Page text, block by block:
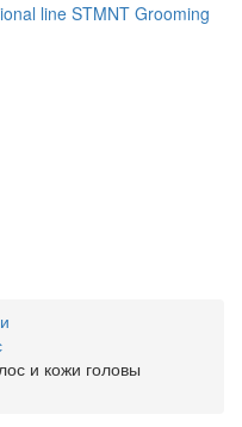
line STMNT Grooming
и кожи головы